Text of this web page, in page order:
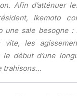
Afin d’atténuer
Ikemoto
une sale besogne :
vite, les
le début d’une
trahisons…